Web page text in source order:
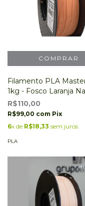
Filamento PLA
1kg - Fosco Laranja
do Sol
R$110,00
R$99,00 com Pix
6x de R$18,33 sem juros
PLA